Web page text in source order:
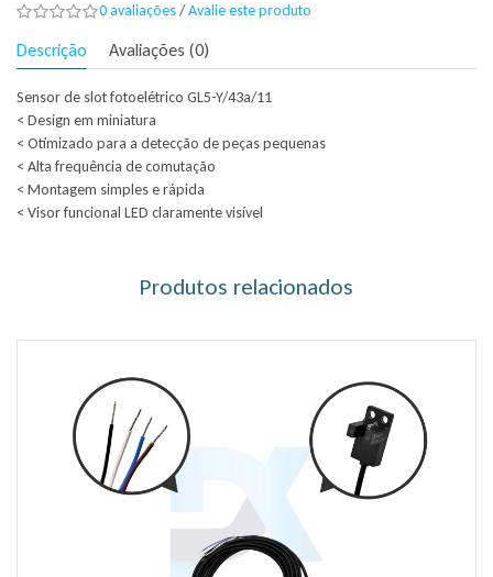
0 avaliações/Avalie este produto
Descrição Avaliações (0)
Sensor de slot fotoelétrico GL5-Y/43a/11
< Design em miniatura
< Otimizado para a detecção de peças pequenas
< Alta frequência de comutação
< Montagem simples e rápida
< Visor funcional LED claramente visível
Produtos relacionados